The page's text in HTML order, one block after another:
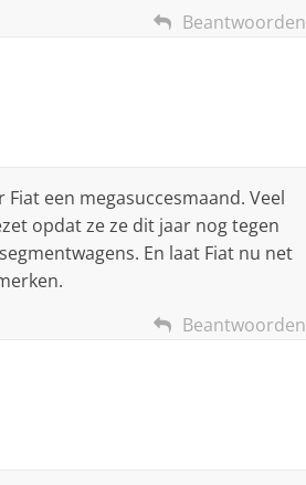
Beantwoorden
een megasuccesmaand. Veel
opdat ze ze dit jaar nog tegen
En laat Fiat nu net
Beantwoorden